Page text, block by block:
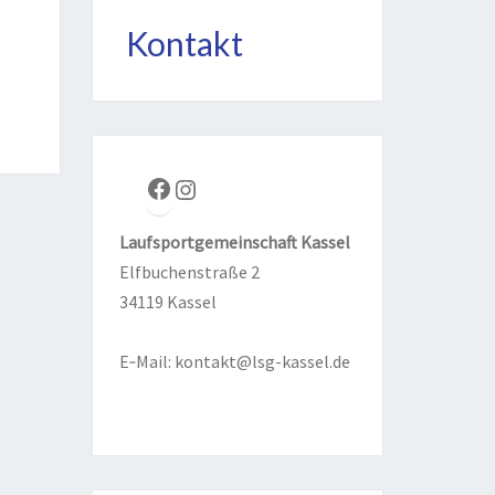
Kontakt
Face­bookInsta­gram
Lauf­sport­ge­mein­schaft Kas­sel
Elf­bu­chen­stra­ße 2
34119 Kas­sel
E‑Mail: kontakt@lsg-kassel.de